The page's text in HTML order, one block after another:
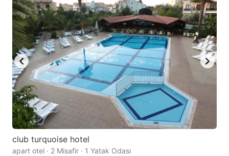
club turquoise hotel
apart otel · 2 Misafir · 1 Yatak Odası